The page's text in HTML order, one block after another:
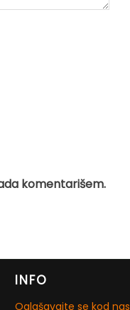
komentarišem.
INFO
Oglašavajte se kod nas